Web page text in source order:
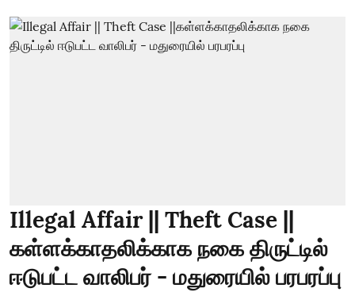
Illegal Affair || Theft Case ||
கள்ளக்காதலிக்காக நகை திருட்டில்
ஈடுபட்ட வாலிபர் - மதுரையில் பரபரப்பு